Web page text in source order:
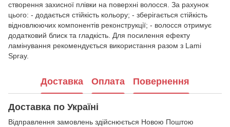
створення захисної плівки на поверхні волосся. За рахунок
цього: - додається стійкість кольору; - зберігається стійкість
відновлюючих компонентів реконструкції; - волосся отримує
додатковий блиск та гладкість. Для посилення ефекту
ламінування рекомендується використання разом з Lami
Spray.
Доставка Оплата Повернення
Доставка по Україні
Відправлення замовлень здійснюється Новою Поштою